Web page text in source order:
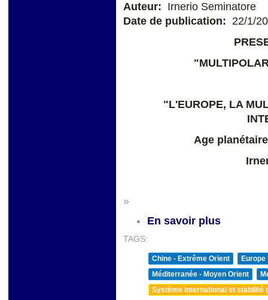
Auteur: Irnerio Seminatore
Date de publication: 22/1/
"L'EUROPE, LA
Age
»
En savoir plus
TAGS:
Chine - Extrême Orient
Europe
Méditerranée - Moyen Orient
Système international et stabilité